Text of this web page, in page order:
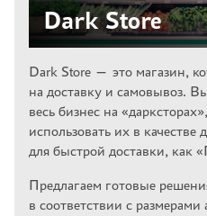
Dark Store
Dark Store — это магазин,
на доставку и самовывоз.
весь бизнес на
использовать их в
для быстрой доставки, как
Предлагаем готовые
в соответствии с